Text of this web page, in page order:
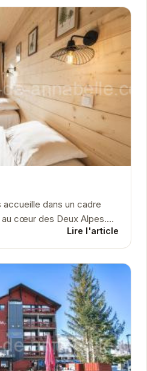
dans un cadre
cœur des Deux Alpes.
des pistes de ski,...
Lire l'article